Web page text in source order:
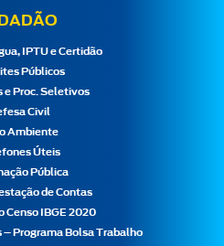
IPTU e Certidão
Públicos
e Proc. Seletivos
Civil
Ambiente
Úteis
Pública
de Contas
Censo IBGE 2020
– Programa Bolsa Trabalho